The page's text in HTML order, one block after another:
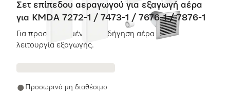
Σετ επίπεδου αεραγωγού για εξαγωγή αέρα
για KMDA 7272-1 / 7473-1 / 7676-1 / 7876-1
Για προσαρμοσμένη καθοδήγηση αέρα σε
λειτουργία εξαγωγής.
Προσωρινά μη διαθέσιμο